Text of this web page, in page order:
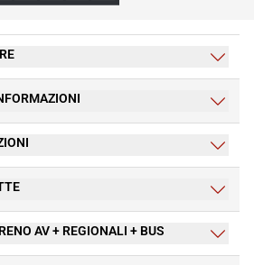
AV + REGIONALI + BUS